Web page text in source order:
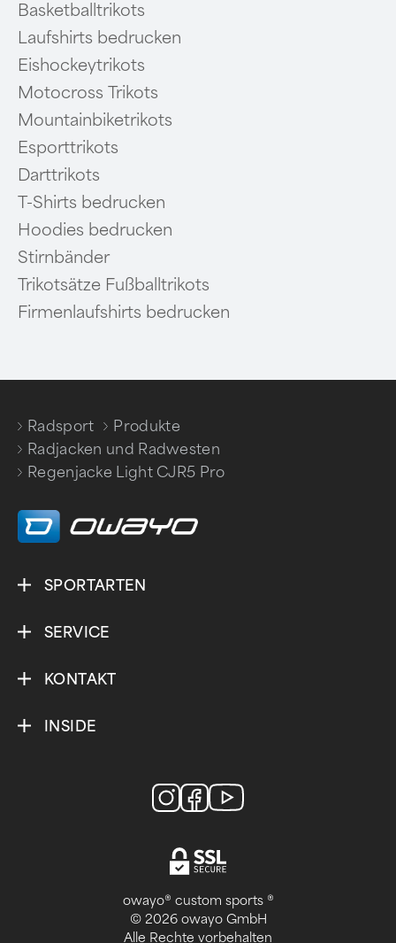
Basketballtrikots
Laufshirts bedrucken
Eishockeytrikots
Motocross Trikots
Mountainbiketrikots
Esporttrikots
Darttrikots
T-Shirts bedrucken
Hoodies bedrucken
Stirnbänder
Trikotsätze Fußballtrikots
Firmenlaufshirts bedrucken
Radsport
/
Produkte
/
Radjacken und Radwesten
/
Regenjacke Light CJR5 Pro
SPORTARTEN
SERVICE
KONTAKT
INSIDE
owayo® custom sports ®
© 2026 owayo GmbH
Alle Rechte vorbehalten